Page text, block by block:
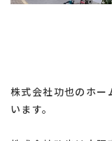
株式会社功也のホー
います。